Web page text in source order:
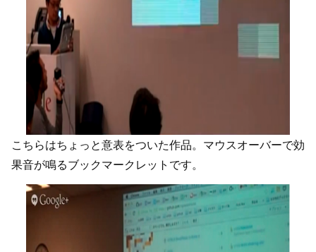
こちらはちょっと意表をついた作品。マウスオーバーで効
果音が鳴るブックマークレットです。